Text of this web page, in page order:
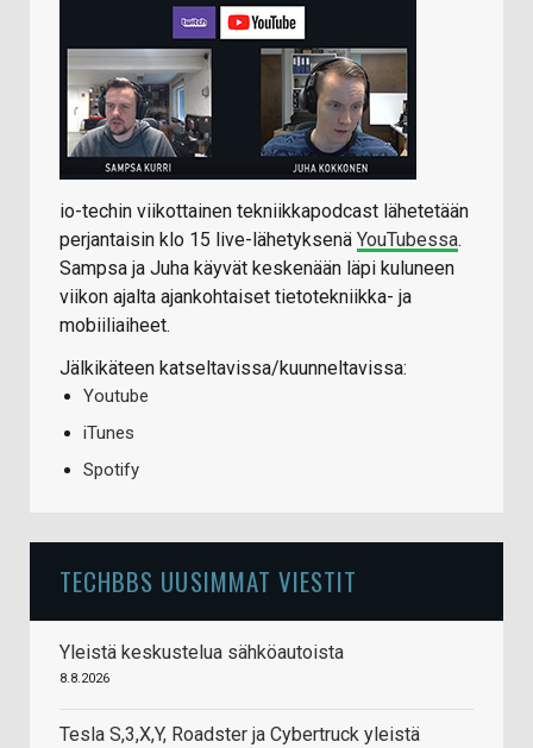
io-techin viikottainen tekniikkapodcast lähetetään
perjantaisin klo 15 live-lähetyksenä YouTubessa.
Sampsa ja Juha käyvät keskenään läpi kuluneen
viikon ajalta ajankohtaiset tietotekniikka- ja
mobiiliaiheet.
Jälkikäteen katseltavissa/kuunneltavissa:
Youtube
iTunes
Spotify
TECHBBS UUSIMMAT VIESTIT
Yleistä keskustelua sähköautoista
8.8.2026
Tesla S,3,X,Y, Roadster ja Cybertruck yleistä